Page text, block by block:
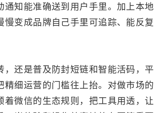
知能准确送到用户手里。加上本地
变成品牌自己手里可追踪、能反复
还是普及防封短链和智能活码，平
细运营的门槛往上抬。对做市场的
微信的生态规则，把工具用透，让